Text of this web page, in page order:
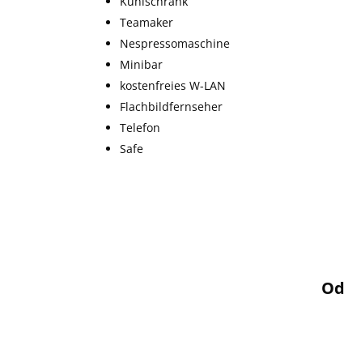
Teamaker
Nespressomaschine
Minibar
kostenfreies W-LAN
Flachbildfernseher
Telefon
Safe